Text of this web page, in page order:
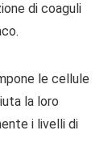
di coaguli
le cellule
la loro
i livelli di